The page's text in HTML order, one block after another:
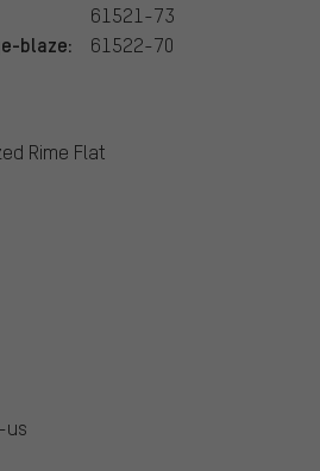
61521-73
blaze: 61522-70
Rime Flat
us